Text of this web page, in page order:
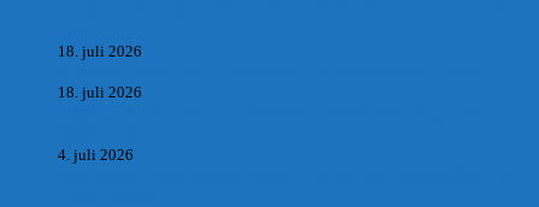
18. juli 2026
18. juli 2026
4. juli 2026